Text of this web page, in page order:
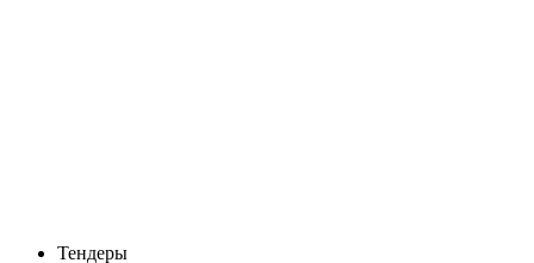
Тендеры